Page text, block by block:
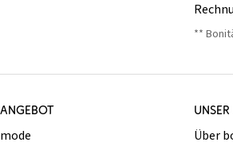
**
Über